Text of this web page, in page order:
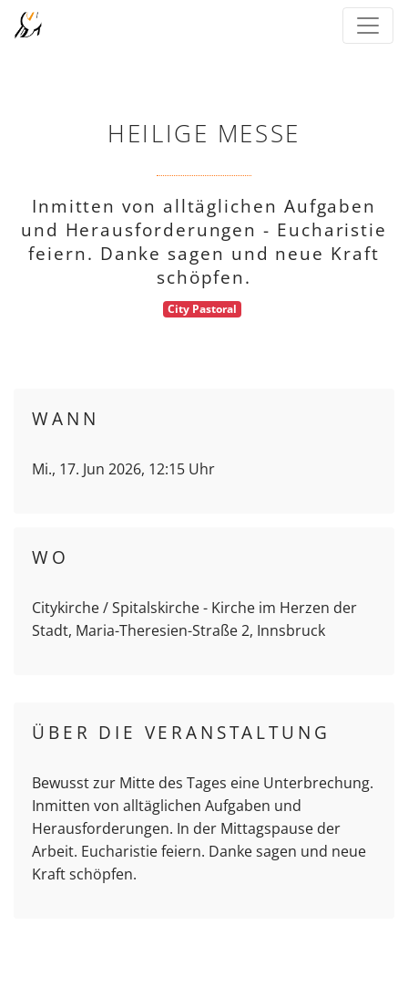
HEILIGE MESSE
Inmitten von alltäglichen Aufgaben
und Herausforderungen - Eucharistie
feiern. Danke sagen und neue Kraft
schöpfen.
City Pastoral
WANN
Mi., 17. Jun 2026, 12:15 Uhr
WO
Citykirche / Spitalskirche - Kirche im Herzen der
Stadt, Maria-Theresien-Straße 2, Innsbruck
ÜBER DIE VERANSTALTUNG
Bewusst zur Mitte des Tages eine Unterbrechung.
Inmitten von alltäglichen Aufgaben und
Herausforderungen. In der Mittagspause der
Arbeit. Eucharistie feiern. Danke sagen und neue
Kraft schöpfen.